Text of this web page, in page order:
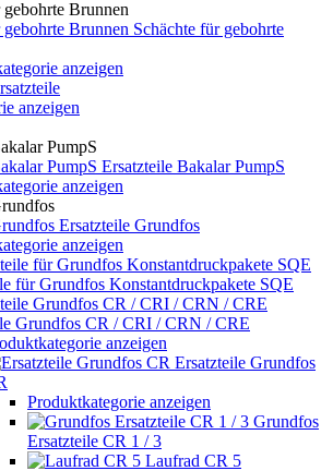
Schächte für gebohrte
anzeigen
anzeigen
Ersatzteile Bakalar PumpS
anzeigen
Ersatzteile Grundfos
anzeigen
für Grundfos Konstantdruckpakete SQE
Grundfos CR / CRI / CRN / CRE
anzeigen
Ersatzteile Grundfos
Produktkategorie anzeigen
Grundfos
Ersatzteile CR 1 / 3
Laufrad CR 5